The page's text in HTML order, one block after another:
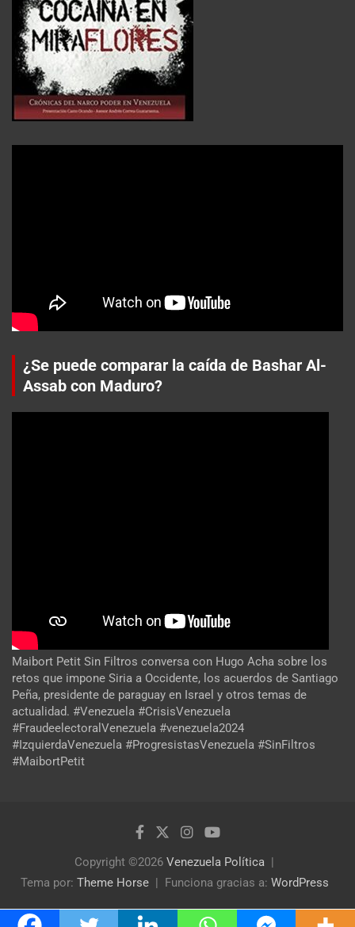
¿Se puede comparar la caída de Bashar Al-
Assab con Maduro?
Maibort Petit Sin Filtros conversa con Hugo Acha sobre los
retos que impone Siria a Occidente, los acuerdos de Santiago
Peña, presidente de paraguay en Israel y otros temas de
actualidad. #Venezuela #CrisisVenezuela
#FraudeelectoralVenezuela #venezuela2024
#IzquierdaVenezuela #ProgresistasVenezuela #SinFiltros
#MaibortPetit
Copyright ©2026 Venezuela Política
Tema por: Theme Horse Funciona gracias a: WordPress